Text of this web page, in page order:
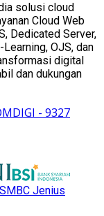
solusi cloud
Cloud Web
Dedicated Server,
OJS, dan
digital
dan dukungan